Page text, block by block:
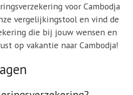
voor Cambodja
vergelijkingstool en vind de
die bij jouw wensen en
op vakantie naar Cambodja!